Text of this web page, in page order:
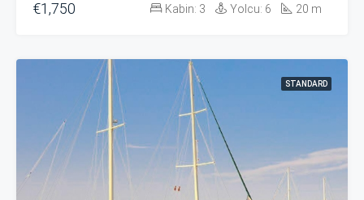
€1,750 Kabin: 3 Yolcu: 6 20 m
STANDARD